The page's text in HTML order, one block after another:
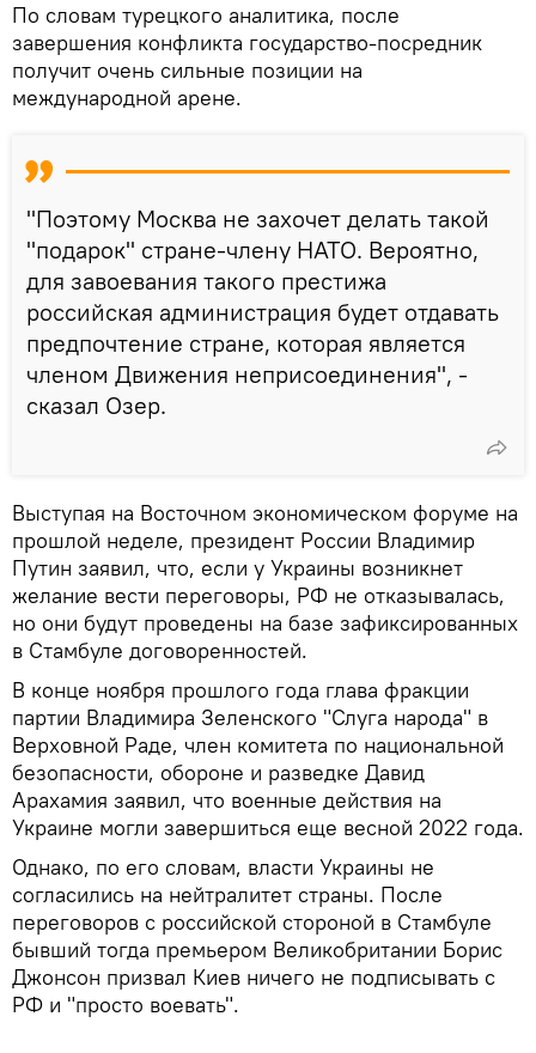
По словам турецкого аналитика, после
завершения конфликта государство-посредник
получит очень сильные позиции на
международной арене.
"Поэтому Москва не захочет делать такой
"подарок" стране-члену НАТО. Вероятно,
для завоевания такого престижа
российская администрация будет отдавать
предпочтение стране, которая является
членом Движения неприсоединения", -
сказал Озер.
Выступая на Восточном экономическом форуме на
прошлой неделе, президент России Владимир
Путин заявил, что, если у Украины возникнет
желание вести переговоры, РФ не отказывалась,
но они будут проведены на базе зафиксированных
в Стамбуле договоренностей.
В конце ноября прошлого года глава фракции
партии Владимира Зеленского "Слуга народа" в
Верховной Раде, член комитета по национальной
безопасности, обороне и разведке Давид
Арахамия заявил, что военные действия на
Украине могли завершиться еще весной 2022 года.
Однако, по его словам, власти Украины не
согласились на нейтралитет страны. После
переговоров с российской стороной в Стамбуле
бывший тогда премьером Великобритании Борис
Джонсон призвал Киев ничего не подписывать с
РФ и "просто воевать".